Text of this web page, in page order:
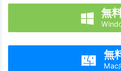
 無
 無
Mac